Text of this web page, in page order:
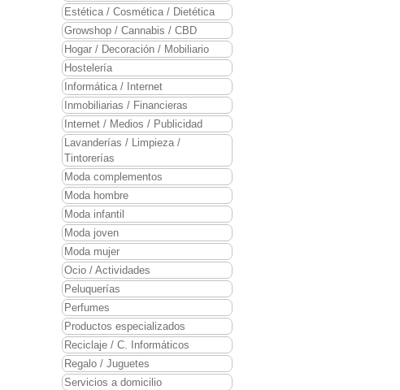
Estética / Cosmética / Dietética
Growshop / Cannabis / CBD
Hogar / Decoración / Mobiliario
Hostelería
Informática / Internet
Inmobiliarias / Financieras
Internet / Medios / Publicidad
Lavanderías / Limpieza /
Tintorerías
Moda complementos
Moda hombre
Moda infantil
Moda joven
Moda mujer
Ocio / Actividades
Peluquerías
Perfumes
Productos especializados
Reciclaje / C. Informáticos
Regalo / Juguetes
Servicios a domicilio